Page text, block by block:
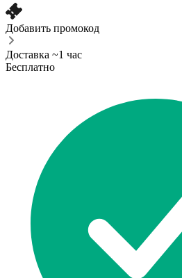
Добавить промокод
Доставка ~1 час
Бесплатно